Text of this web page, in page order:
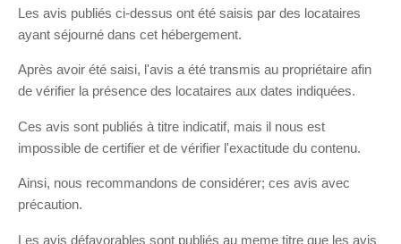
Les avis publiés ci-dessus ont été saisis par des locataires
ayant séjourné dans cet hébergement.
Après avoir été saisi, l'avis a été transmis au propriétaire afin
de vérifier la présence des locataires aux dates indiquées.
Ces avis sont publiés à titre indicatif, mais il nous est
impossible de certifier et de vérifier l'exactitude du contenu.
Ainsi, nous recommandons de considérer; ces avis avec
précaution.
Les avis défavorables sont publiés au meme titre que les avis